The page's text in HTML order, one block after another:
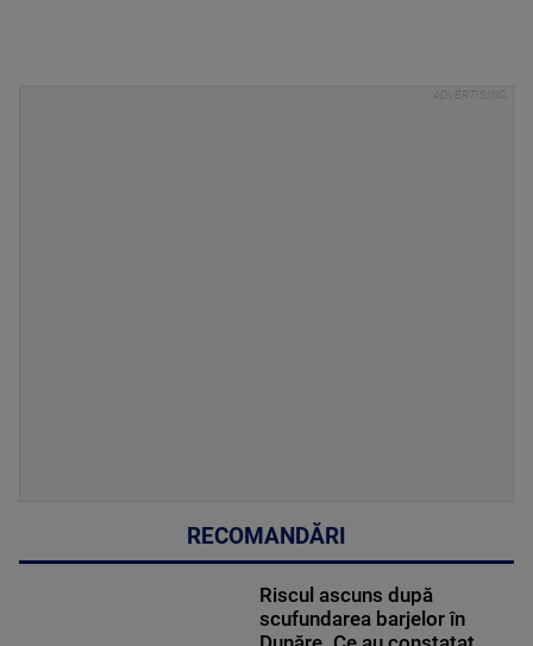
RECOMANDĂRI
Riscul ascuns după
scufundarea barjelor în